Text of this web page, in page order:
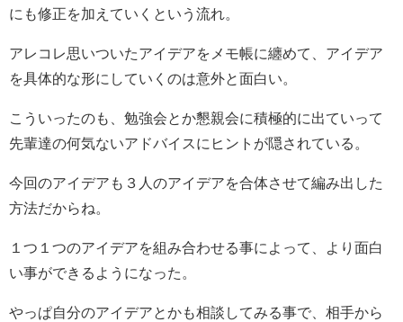
にも修正を加えていくという流れ。
アレコレ思いついたアイデアをメモ帳に纏めて、アイデア
を具体的な形にしていくのは意外と面白い。
こういったのも、勉強会とか懇親会に積極的に出ていって
先輩達の何気ないアドバイスにヒントが隠されている。
今回のアイデアも３人のアイデアを合体させて編み出した
方法だからね。
１つ１つのアイデアを組み合わせる事によって、より面白
い事ができるようになった。
やっぱ自分のアイデアとかも相談してみる事で、相手から